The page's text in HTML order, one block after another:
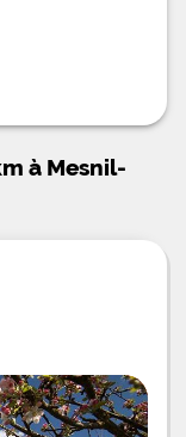
à Mesnil-